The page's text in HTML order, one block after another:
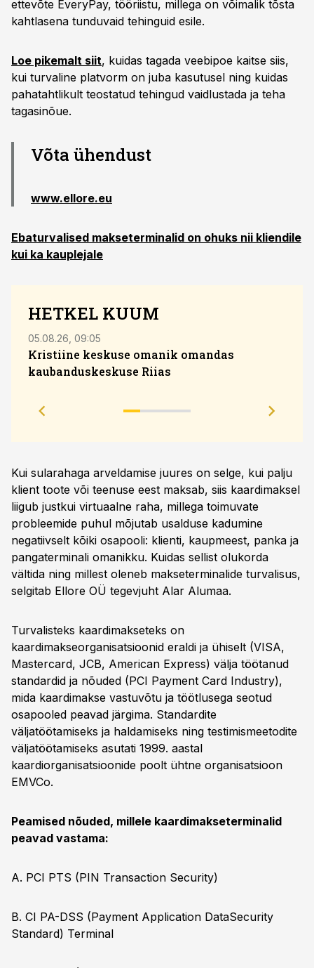
ettevõte EveryPay, tööriistu, millega on võimalik tõsta
kahtlasena tunduvaid tehinguid esile.
Loe pikemalt siit, kuidas tagada veebipoe kaitse siis,
kui turvaline platvorm on juba kasutusel ning kuidas
pahatahtlikult teostatud tehingud vaidlustada ja teha
tagasinõue.
Võta ühendust
www.ellore.eu
Ebaturvalised makseterminalid on ohuks nii kliendile
kui ka kauplejale
HETKEL KUUM
05.08.26, 09:05
Kristiine keskuse omanik omandas
kaubanduskeskuse Riias
Kui sularahaga arveldamise juures on selge, kui palju
klient toote või teenuse eest maksab, siis kaardimaksel
liigub justkui virtuaalne raha, millega toimuvate
probleemide puhul mõjutab usalduse kadumine
negatiivselt kõiki osapooli: klienti, kaupmeest, panka ja
pangaterminali omanikku. Kuidas sellist olukorda
vältida ning millest oleneb makseterminalide turvalisus,
selgitab Ellore OÜ tegevjuht Alar Alumaa.
Turvalisteks kaardimakseteks on
kaardimakseorganisatsioonid eraldi ja ühiselt (VISA,
Mastercard, JCB, American Express) välja töötanud
standardid ja nõuded (PCI Payment Card Industry),
mida kaardimakse vastuvõtu ja töötlusega seotud
osapooled peavad järgima. Standardite
väljatöötamiseks ja haldamiseks ning testimismeetodite
väljatöötamiseks asutati 1999. aastal
kaardiorganisatsioonide poolt ühtne organisatsioon
EMVCo.
Peamised nõuded, millele kaardimakseterminalid
peavad vastama:
A. PCI PTS (PIN Transaction Security)
B. CI PA-DSS (Payment Application DataSecurity
Standard) Terminal